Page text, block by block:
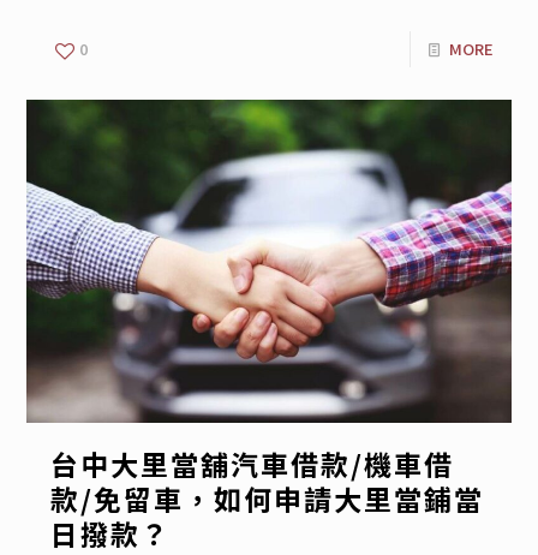
0 MORE
台中大里當舖汽車借款/機車借
款/免留車，如何申請大里當鋪當
日撥款？